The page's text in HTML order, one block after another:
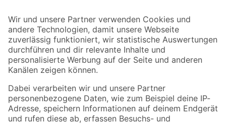
Der toom Newsletter: Keine Angebote und Aktionen mehr verpassen!
Zur Newsletter Anmeldung
Folge uns
Zahlungsarten Versandarten